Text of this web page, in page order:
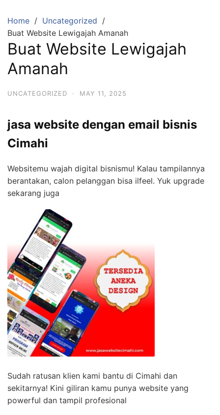
content
Home
Uncategorized
Buat Website Lewigajah Amanah
Buat Website Lewigajah
Amanah
UNCATEGORIZED · MAY 11, 2025
jasa website dengan email bisnis
Cimahi
Websitemu wajah digital bisnismu! Kalau tampilannya
berantakan, calon pelanggan bisa ilfeel. Yuk upgrade
sekarang juga
Sudah ratusan klien kami bantu di Cimahi dan
sekitarnya! Kini giliran kamu punya website yang
powerful dan tampil profesional